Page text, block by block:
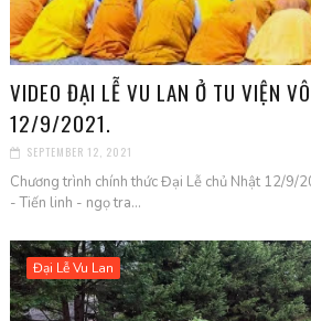
VIDEO ĐẠI LỄ VU LAN Ở TU VIỆN
12/9/2021.
SEPTEMBER 12, 2021
Chương trình chính thức Đại Lễ chủ Nhật 12/9/
- Tiến linh - ngọ tra...
Đại Lễ Vu Lan